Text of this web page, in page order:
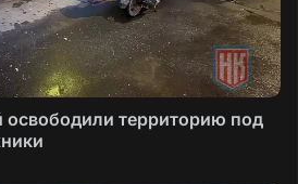
освободили территорию под